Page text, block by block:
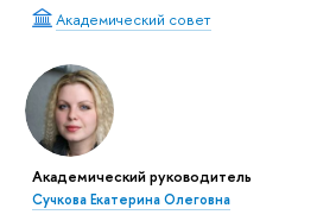
Академический совет
Академический руководитель
Сучкова Екатерина Олеговна